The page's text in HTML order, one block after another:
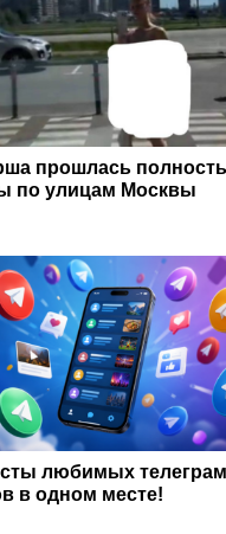
прошлась
по улицам Москвы
любимых
в одном месте!